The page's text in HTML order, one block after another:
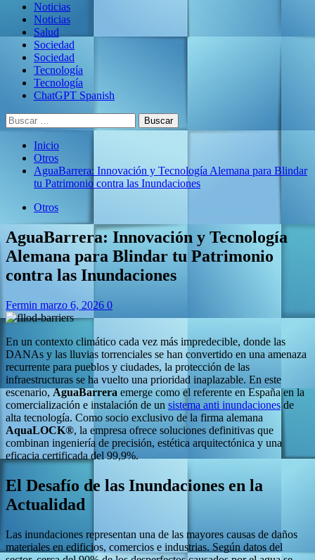
Noticias
Noticias
Salud
Sociedad
Sociedad
Tecnología
Tecnología
ChatGPT Spanish
Buscar:
Inicio
Otros
AguaBarrera: Innovación y Tecnología Alemana para Blindar
tu Patrimonio contra las Inundaciones
Otros
AguaBarrera: Innovación y Tecnología
Alemana para Blindar tu Patrimonio
contra las Inundaciones
Fermin marzo 6, 2026 0
En un contexto climático cada vez más impredecible, donde las
DANAs y las lluvias torrenciales se han convertido en una amenaza
recurrente para pueblos y ciudades, la protección de las
infraestructuras se ha vuelto una prioridad inaplazable. En este
escenario,AguaBarrera emerge como el referente en España en la
comercialización e instalación de un sistema anti inundaciones de
alta tecnología. Como socio exclusivo de la firma alemana
AquaLOCK®, la empresa ofrece soluciones definitivas que
combinan ingeniería de precisión, estética arquitectónica y una
eficacia certificada del 99,9%.
El Desafío de las Inundaciones en la
Actualidad
Las inundaciones representan una de las mayores causas de daños
materiales en edificios, comercios e industrias. Según datos del